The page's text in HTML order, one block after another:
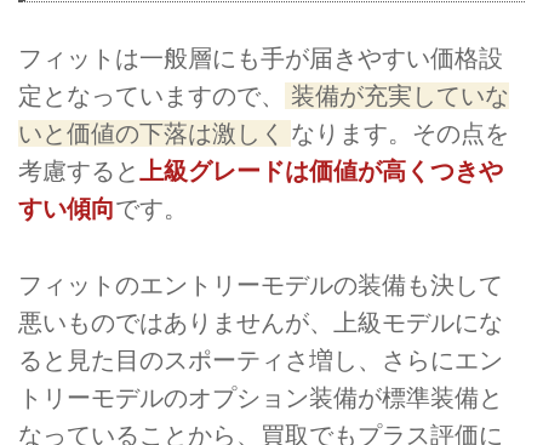
フィットは一般層にも手が届きやすい価格設
定となっていますので、
装備が充実していな
いと価値の下落は激しく なります。その点を
考慮すると上級グレードは価値が高くつきや
すい傾向です。
フィットのエントリーモデルの装備も決して
悪いものではありませんが、上級モデルにな
ると見た目のスポーティさ増し、さらにエン
トリーモデルのオプション装備が標準装備と
なっていることから、買取でもプラス評価に